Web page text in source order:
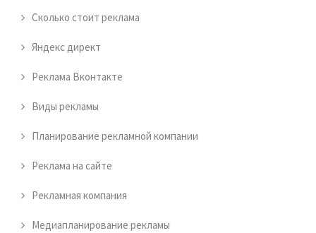
Сколько стоит реклама
Яндекс директ
Реклама Вконтакте
Виды рекламы
Планирование рекламной компании
Реклама на сайте
Рекламная компания
Медиапланирование рекламы